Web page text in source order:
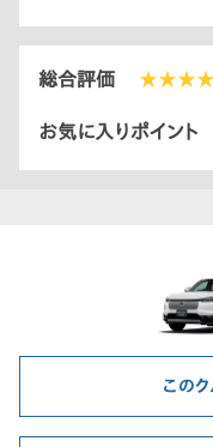
総合評価
お気に入りポイント
この